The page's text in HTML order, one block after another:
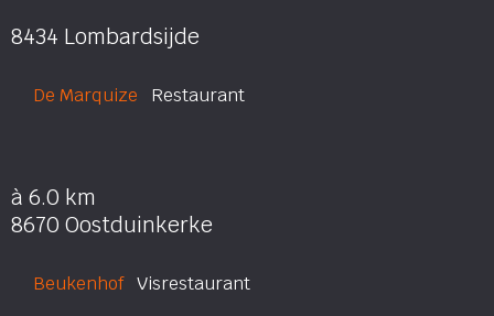
8434 Lombardsijde
De Marquize Restaurant
à 6.0 km
8670 Oostduinkerke
BeukenhofVisrestaurant